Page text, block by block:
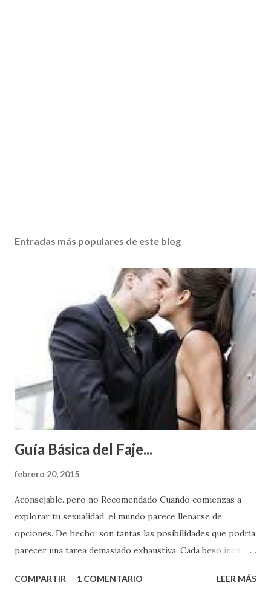
Entradas más populares de este blog
Guía Básica del Faje...
febrero 20, 2015
Aconsejable..pero no Recomendado Cuando comienzas a
explorar tu sexualidad, el mundo parece llenarse de
opciones. De hecho, son tantas las posibilidades que podría
parecer una tarea demasiado exhaustiva. Cada beso incita
partes de ti que jamás hubieras imaginado. El problema es
COMPARTIR 1 COMENTARIO LEER MÁS